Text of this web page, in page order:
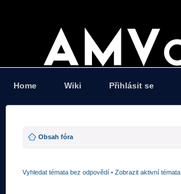
Home Wiki Přihlásit se
Obsah fóra
Vyhledat témata bez odpovědí • Zobrazit aktivní témata